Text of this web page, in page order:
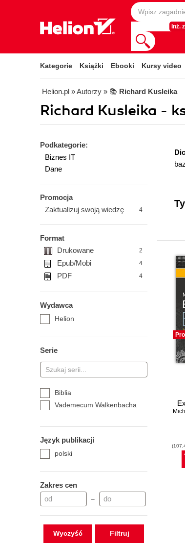
Inż.
Kategorie Książki Ebooki Kursy video
Helion.pl » Autorzy » 📚 Richard Kusleika
Richard Kusleika -
Podkategorie:
Biznes IT
Dane
Promocja
Zaktualizuj swoją wiedzę
4
Format
Drukowane
2
Epub/Mobi 4
PDF 4
Wydawca
Helion
Serie
Biblia
Vademecum Walkenbacha
Język publikacji
polski
Zakres cen
–
Wyczyść